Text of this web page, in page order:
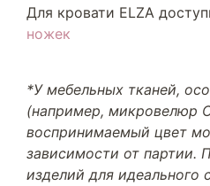
Для кровати ELZA
ножек
*У мебельных тканей,
(например, микровелюр
воспринимаемый цвет
зависимости от партии.
изделий для идеального